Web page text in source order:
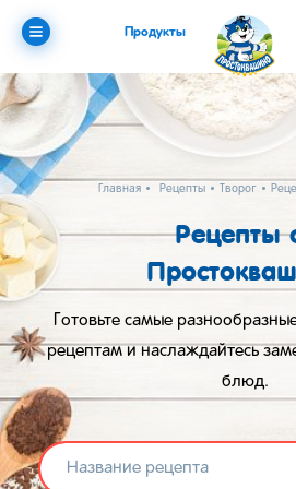
Продукты
Главная Рецепты Творог
Рецепты
Готовьте самые
рецептам и наслаждайтесь
блюд.